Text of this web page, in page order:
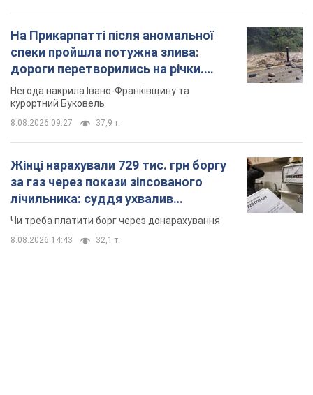
На Прикарпатті після аномальної
спеки пройшла потужна злива:
дороги перетворились на річки.
Відео
Негода накрила Івано-Франківщину та
курортний Буковель
8.08.2026 09:27 37,9 т.
Жінці нарахували 729 тис. грн боргу
за газ через покази зіпсованого
лічильника: суддя ухвалив
неочікуване рішення
Чи треба платити борг через донарахування
8.08.2026 14:43 32,1 т.